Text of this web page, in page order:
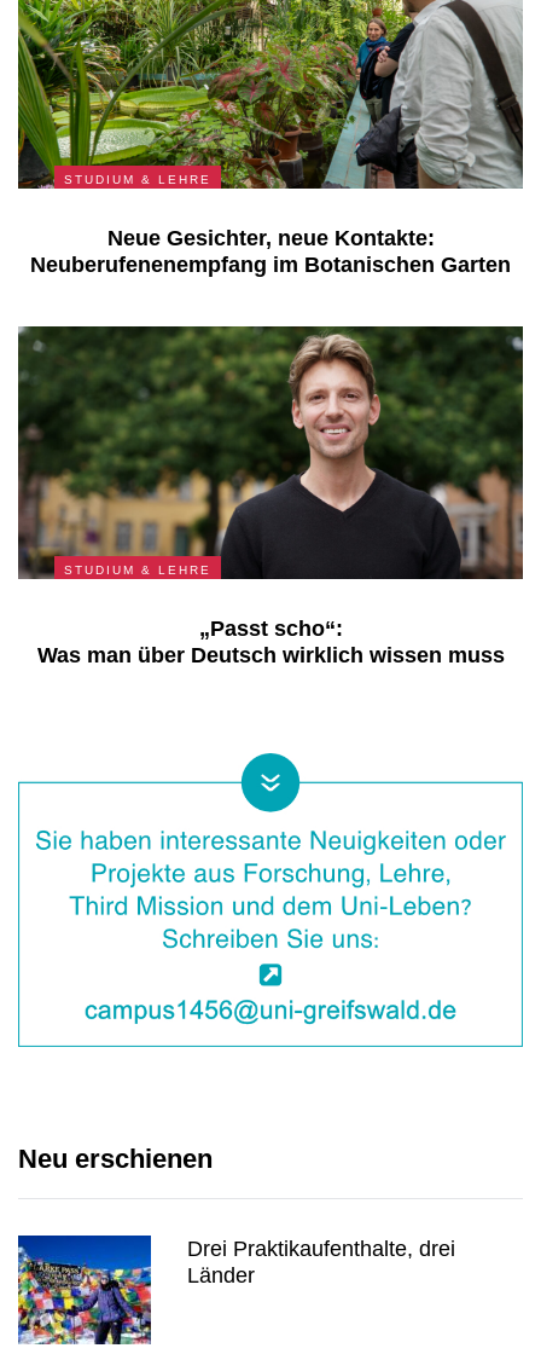
STUDIUM & LEHRE
Neue Gesichter, neue Kontakte:
Neuberufenenempfang im Botanischen Garten
STUDIUM & LEHRE
„Passt scho“:
Was man über Deutsch wirklich wissen muss
Neu erschienen
Drei Praktikaufenthalte, drei
Länder